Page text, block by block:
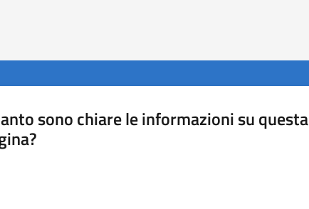
sono chiare le informazioni su questa